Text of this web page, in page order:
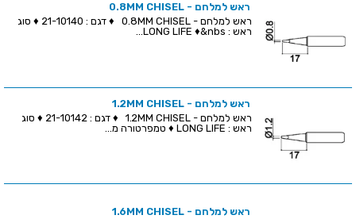
ראש למלחם - 0.8MM CHISEL
ראש למלחם - 0.8MM CHISEL ♦ דגם : 21-10140 ♦ סוג
ראש : LONG LIFE ♦&nbs...
ראש למלחם - 1.2MM CHISEL
ראש למלחם - 1.2MM CHISEL ♦ דגם : 21-10142 ♦ סוג
ראש : LONG LIFE ♦ טמפרטורה מ...
ראש למלחם - 1.6MM CHISEL